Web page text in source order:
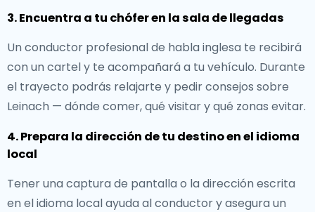
3. Encuentra a tu chófer en la sala de llegadas
Un conductor profesional de habla inglesa te recibirá
con un cartel y te acompañará a tu vehículo. Durante
el trayecto podrás relajarte y pedir consejos sobre
Leinach — dónde comer, qué visitar y qué zonas evitar.
4. Prepara la dirección de tu destino en el idioma
local
Tener una captura de pantalla o la dirección escrita
en el idioma local ayuda al conductor y asegura un